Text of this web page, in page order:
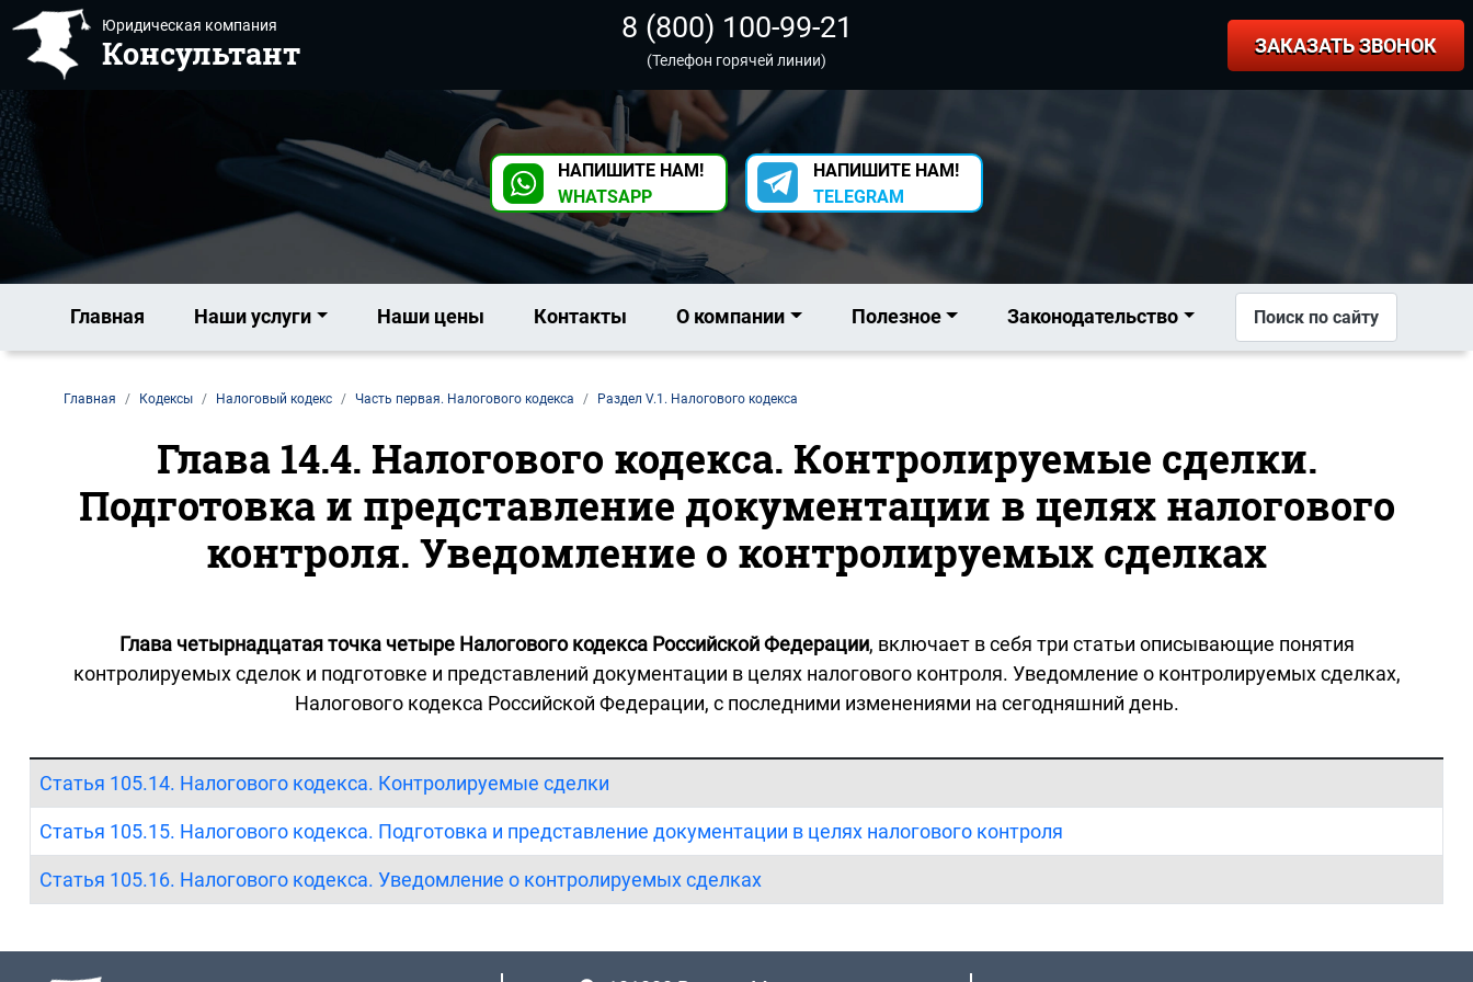
Юридическая компания
Консультант
8 (800) 100-99-21
(Телефон горячей линии)
ЗАКАЗАТЬ ЗВОНОК
НАПИШИТЕ НАМ!
WHATSAPP
НАПИШИТЕ НАМ!
TELEGRAM
Главная Наши услуги Наши цены Контакты О компании Полезное Законодательство Поиск по сайту
Главная Кодексы Налоговый кодекс Часть первая. Налогового кодекса Раздел V.1. Налогового кодекса
Глава 14.4. Налогового кодекса. Контролируемые сделки.
Подготовка и представление документации в целях налогового
контроля. Уведомление о контролируемых сделках
Глава четырнадцатая точка четыре Налогового кодекса Российской Федерации, включает в себя три статьи описывающие понятия
контролируемых сделок и подготовке и представлений документации в целях налогового контроля. Уведомление о контролируемых сделках,
Налогового кодекса Российской Федерации, с последними изменениями на сегодняшний день.
Статья 105.14. Налогового кодекса. Контролируемые сделки
Статья 105.15. Налогового кодекса. Подготовка и представление документации в целях налогового контроля
Статья 105.16. Налогового кодекса. Уведомление о контролируемых сделках